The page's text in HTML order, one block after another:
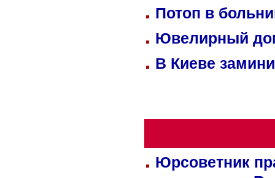
Потоп в
Ювелирный
В Киеве
Юрсоветник